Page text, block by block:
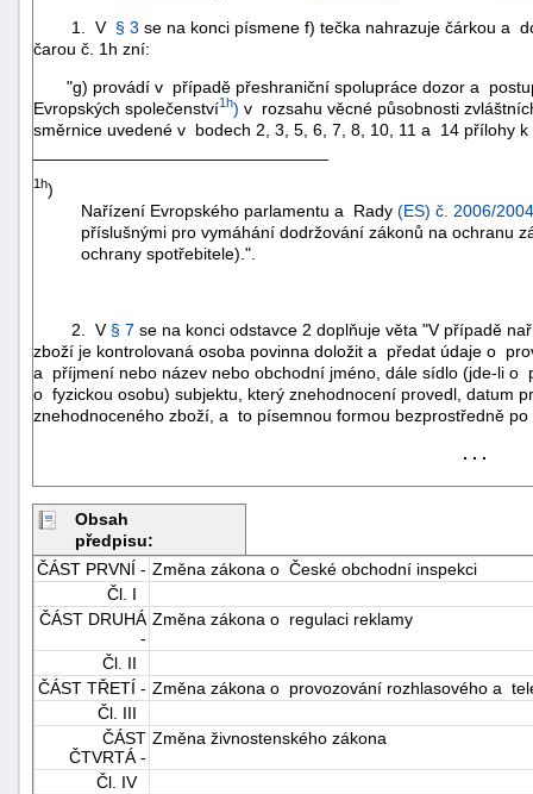
1. V § 3 se na konci písmene f) tečka nahrazuje čárkou a
čarou č. 1h zní:
"g) provádí v případě přeshraniční spolupráce dozor a
Evropských společenství1h) v rozsahu věcné působnosti
směrnice uvedené v bodech 2, 3, 5, 6, 7, 8, 10, 11 a 14 přílohy
1h)
Nařízení Evropského parlamentu a Rady (ES) č. 2006/2004
příslušnými pro vymáhání dodržování zákonů na ochranu
ochrany spotřebitele).".
2. V § 7 se na konci odstavce 2 doplňuje věta "V případě
zboží je kontrolovaná osoba povinna doložit a předat údaje o
a příjmení nebo název nebo obchodní jméno, dále sídlo (jde-li o
o fyzickou osobu) subjektu, který znehodnocení provedl, datum
znehodnoceného zboží, a to písemnou formou bezprostředně
. . .
Obsah
předpisu:
ČÁST PRVNÍ - Změna zákona o České obchodní inspekci
Čl. I
ČÁST DRUHÁ
-
Změna zákona o regulaci reklamy
Čl. II
ČÁST TŘETÍ - Změna zákona o provozování rozhlasového a
Čl. III
ČÁST
ČTVRTÁ -
Změna živnostenského zákona
Čl. IV